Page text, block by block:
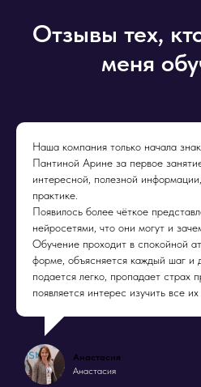
Отзывы тех,
меня
Наша компания только начала
Пантиной Арине за первое
интересной, полезной
практике.
Появилось более чёткое
нейросетями, что они могут и
Обучение проходит в спокойной
форме, объясняется каждый шаг и
подается легко, пропадает страх
появляется интерес изучить все
Анастасия
Анастасия